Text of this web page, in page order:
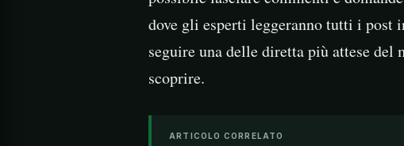
dove gli esperti leggeranno tutti i post
seguire una delle diretta più attese del
scoprire.
ARTICOLO CORRELATO